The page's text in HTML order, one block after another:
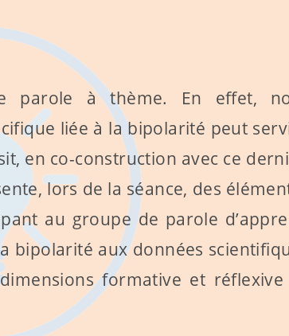
parole à thème. En effet,
liée à la bipolarité peut
en co-construction avec ce
lors de la séance, des
au groupe de parole
aux données
formative et réflexive